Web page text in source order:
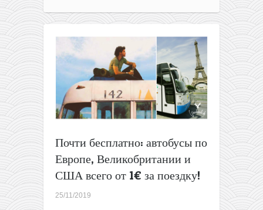
автобусы
Франции
всего
0.99€!
Почти бесплатно: автобусы по
Европе, Великобритании и
США всего от 1€ за поездку!
25/11/2019